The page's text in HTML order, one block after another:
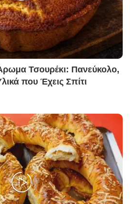
Τσουρέκι: Πανεύκολο,
που Έχεις Σπίτι